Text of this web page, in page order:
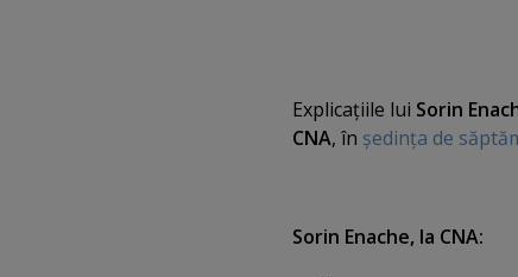
Explicaţiile lui Sorin
CNA, în şedinţa de
Sorin Enache, la CNA: